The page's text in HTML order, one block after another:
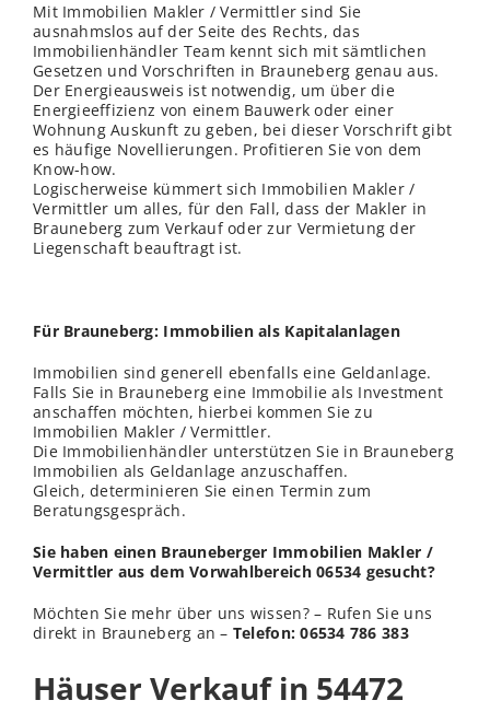
Mit Immobilien Makler / Vermittler sind Sie
ausnahmslos auf der Seite des Rechts, das
Immobilienhändler Team kennt sich mit sämtlichen
Gesetzen und Vorschriften in Brauneberg genau aus.
Der Energieausweis ist notwendig, um über die
Energieeffizienz von einem Bauwerk oder einer
Wohnung Auskunft zu geben, bei dieser Vorschrift gibt
es häufige Novellierungen. Profitieren Sie von dem
Know-how.
Logischerweise kümmert sich Immobilien Makler /
Vermittler um alles, für den Fall, dass der Makler in
Brauneberg zum Verkauf oder zur Vermietung der
Liegenschaft beauftragt ist.
Für Brauneberg: Immobilien als Kapitalanlagen
Immobilien sind generell ebenfalls eine Geldanlage.
Falls Sie in Brauneberg eine Immobilie als Investment
anschaffen möchten, hierbei kommen Sie zu
Immobilien Makler / Vermittler.
Die Immobilienhändler unterstützen Sie in Brauneberg
Immobilien als Geldanlage anzuschaffen.
Gleich, determinieren Sie einen Termin zum
Beratungsgespräch.
Sie haben einen Brauneberger Immobilien Makler /
Vermittler aus dem Vorwahlbereich 06534 gesucht?
Möchten Sie mehr über uns wissen? – Rufen Sie uns
direkt in Brauneberg an – Telefon: 06534 786 383
Häuser Verkauf in 54472